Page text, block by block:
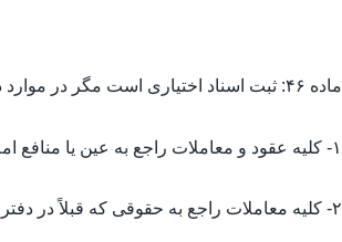
ماده ۴۶: ثبت اسناد اختیاری است مگر در موارد ذیل:
۱- کلیه عقود و معاملات راجع به عین یا منافع املاکی که قبلاً در دفتر املاک ثبت شده باشد.
۲- کلیه معاملات راجع به حقوقی که قبلاً در دفتر املاک ثبت شده است.